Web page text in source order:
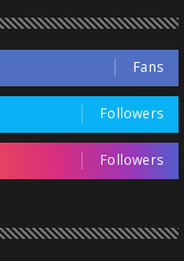
Fans
Followers
Followers